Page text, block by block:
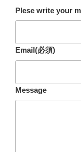
Plese write your
Email(必須)
Message